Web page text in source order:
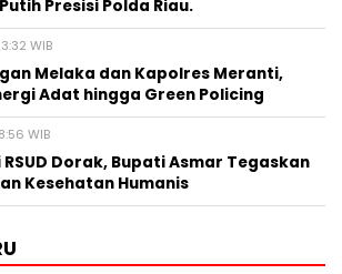
Presisi Polda Riau.
WIB
Melaka dan Kapolres Meranti,
Adat hingga Green Policing
WIB
Dorak, Bupati Asmar Tegaskan
Kesehatan Humanis